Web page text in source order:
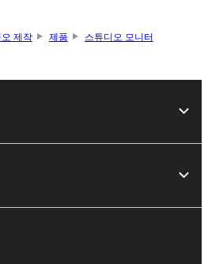
제작 제품
스튜디오 모니터